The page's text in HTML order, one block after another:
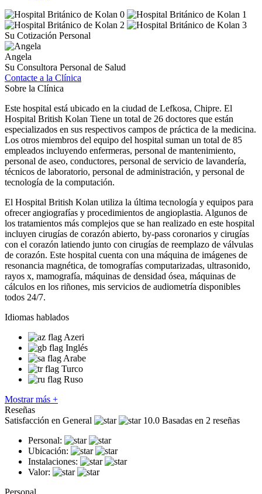
Su Cotización Personal
Angela
Su Consultora Personal de Salud
Contacte a la Clínica
Sobre la Clínica
Este hospital está ubicado en la ciudad de Lefkosa, Chipre. El
Hospital British Kolan Tiene un total de 26 doctores que están
especializados en sus respectivos campos de práctica de la medicina.
Los otros miembros del equipo del hospital suman un total de 85
empleados incluyendo enfermeras, personal de mantenimiento,
personal de aseo, conductores, personal de servicio de lavandería,
técnicos de laboratorio, personal de administración, y personal de
tecnología de la computación.
El Hospital British Kolan utiliza la última tecnología y equipos para
ofrecer angiografías y procedimientos de angioplastia. Algunos de
los tratamientos más complejos que se han realizado en este hospital
incluyen cirugías de corazón abierto, by-pass coronarios y cirugías
con el corazón latiendo junto con cirugías de reemplazo de válvulas
de corazón. Este hospital cuenta con una máquina de imágenes de
resonancia magnética, de tomografías computarizadas, ultrasonido,
rayos x, mamografía, máquinas de densidad ósea, máquinas de
cálculos en los riñones, mis servicios de audiometría disponibles
todos 24/7.
Idiomas hablados
Azeri
Inglés
Arabe
Turco
Ruso
Mostrar más +
Reseñas
Satisfacción en General
10.0 Basadas en 2 reseñas
Personal:
Ubicación:
Instalaciones:
Valor:
Personal